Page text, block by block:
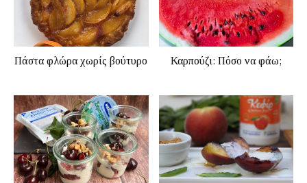
Πάστα φλώρα χωρίς βούτυρο Καρπούζι: Πόσο να φάω;